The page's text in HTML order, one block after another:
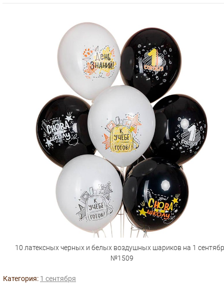
10 латексных черных и белых воздушных шариков на 1
№1509
Категория: 1 сентября